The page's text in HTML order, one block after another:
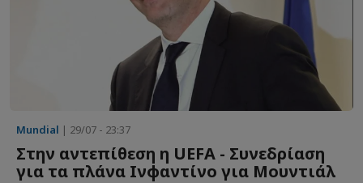
Mundial | 29/07 - 23:37
Στην αντεπίθεση η UEFA - Συνεδρίαση
για τα πλάνα Ινφαντίνο για Μουντιάλ